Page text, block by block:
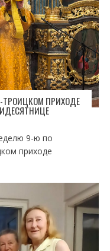
ТРОИЦКОМ ПРИХОДЕ
9-ю по
приходе